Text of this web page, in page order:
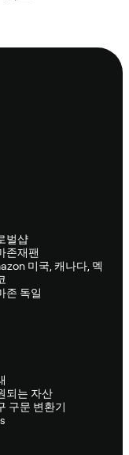
벌샵
존재팬
미국, 캐나다, 멕
존 독일
되는 자산
구문 변환기